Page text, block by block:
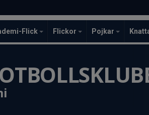
Flick Flickor Pojkar